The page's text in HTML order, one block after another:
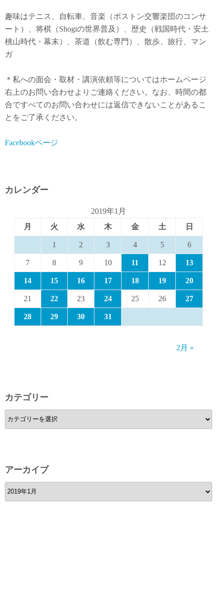
趣味はテニス、自転車、音楽（ボストン交響楽団のコンサ
ート）、将棋（Shogiの世界普及）、歴史（戦国時代・安土
桃山時代・幕末）、茶道（飲む専門）、散歩、旅行、マン
ガ
＊私への面会・取材・講演依頼等についてはホームページ
右上のお問い合わせよりご連絡ください。なお、時間の都
合ですべてのお問い合わせには返信できないことがあるこ
とをご了承ください。
Facebookページ
カレンダー
2019年1月
月
火 水 木 金 土 日
1 2 3 4 5 6
7 8 9 10 11 12 13
14 15 16 17 18 19 20
21 22 23 24 25 26 27
28 29 30 31
2月 »
カテゴリー
カ
テ
ー
アーカイブ
ア
ー